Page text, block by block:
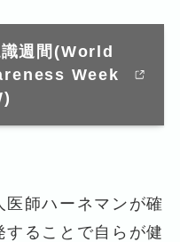
週間(World
Week
師ハーネマンが確
ることで自らが健